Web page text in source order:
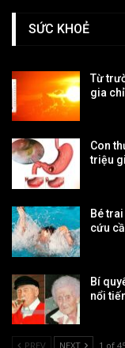
SỨC KHOẺ
Từ
gia
Con
triệu
Bé
cứu
Bí
nổi
PREV NEXT 1 of